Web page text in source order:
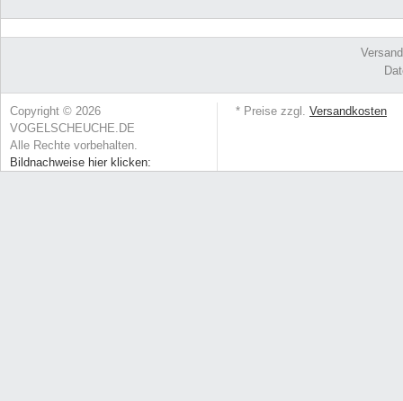
Copyright © 2026
VOGELSCHEUCHE.DE
Alle Rechte vorbehalten.
Bildnachweise hier klicken:
* Preise zzgl. Versandkosten